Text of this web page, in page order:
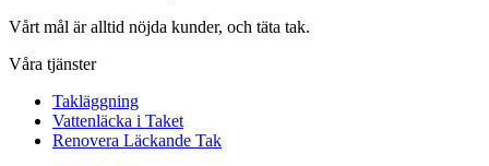
Vårt mål är alltid nöjda kunder, och täta tak.
Våra tjänster
Takläggning
Vattenläcka i Taket
Renovera Läckande Tak